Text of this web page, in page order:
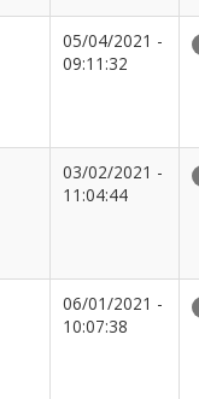
05/04/2021 -
09:11:32
03/02/2021 -
11:04:44
06/01/2021 -
10:07:38